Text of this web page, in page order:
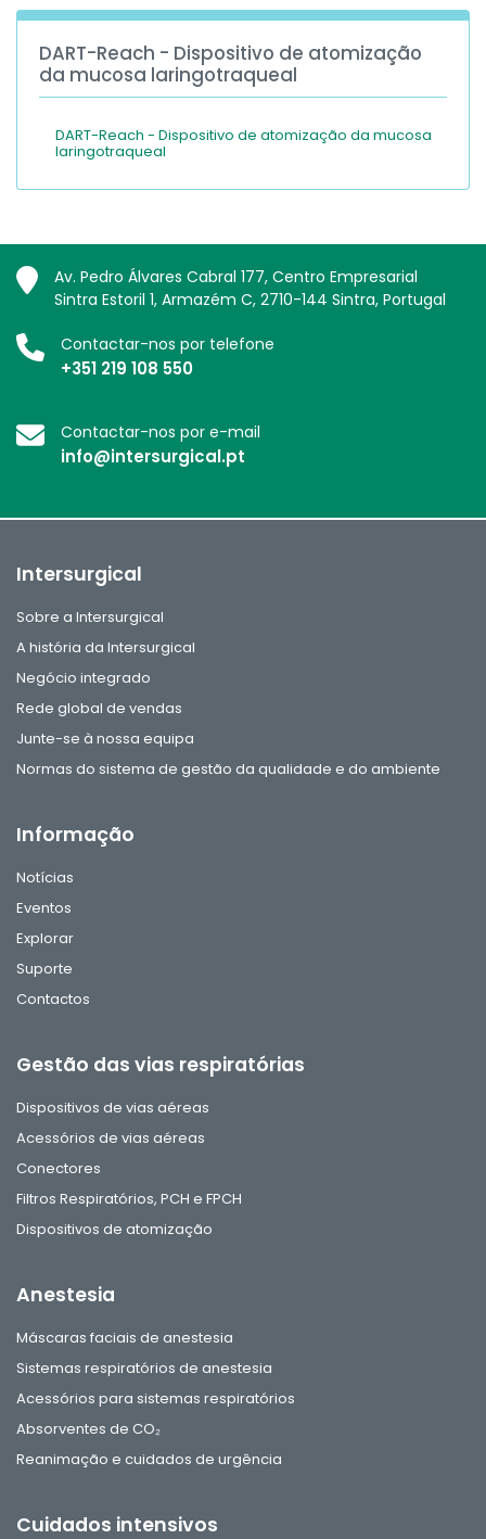
DART-Reach - Dispositivo de atomização
da mucosa laringotraqueal
DART-Reach - Dispositivo de atomização da mucosa
laringotraqueal
Av. Pedro Álvares Cabral 177, Centro Empresarial
Sintra Estoril 1, Armazém C, 2710-144 Sintra, Portugal
Contactar-nos por telefone
+351 219 108 550
Contactar-nos por e-mail
info@intersurgical.pt
Intersurgical
Sobre a Intersurgical
A história da Intersurgical
Negócio integrado
Rede global de vendas
Junte-se à nossa equipa
Normas do sistema de gestão da qualidade e do ambiente
Informação
Notícias
Eventos
Explorar
Suporte
Contactos
Gestão das vias respiratórias
Dispositivos de vias aéreas
Acessórios de vias aéreas
Conectores
Filtros Respiratórios, PCH e FPCH
Dispositivos de atomização
Anestesia
Máscaras faciais de anestesia
Sistemas respiratórios de anestesia
Acessórios para sistemas respiratórios
Absorventes de CO₂
Reanimação e cuidados de urgência
Cuidados intensivos